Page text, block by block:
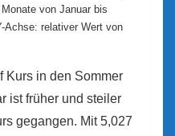
von Januar bis
Achse: relativer Wert von
Kurs in den Sommer
ist früher und steiler
gegangen. Mit 5,027